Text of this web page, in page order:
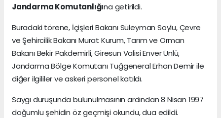
Jandarma Komutanlığına getirildi.
Buradaki törene, İçişleri Bakanı Süleyman Soylu, Çevre
ve Şehircilik Bakanı Murat Kurum, Tarım ve Orman
Bakanı Bekir Pakdemirli, Giresun Valisi Enver Ünlü,
Jandarma Bölge Komutanı Tuğgeneral Erhan Demir ile
diğer ilgililer ve askeri personel katıldı.
Saygı duruşunda bulunulmasının ardından 8 Nisan 1997
doğumlu şehidin öz geçmişi okundu, dua edildi.